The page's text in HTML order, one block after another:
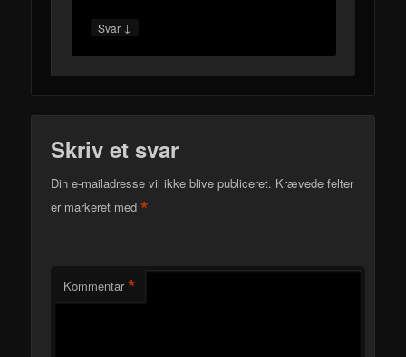
Svar ↓
Skriv et svar
Din e-mailadresse vil ikke blive publiceret. Krævede felter
er markeret med*
Kommentar *